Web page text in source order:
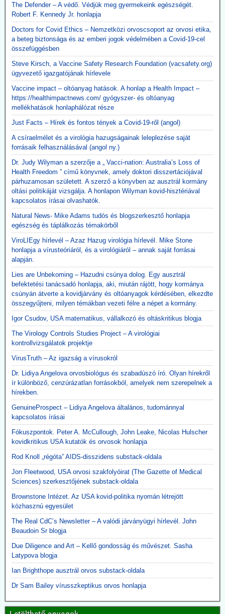
The Defender – A védő. Védjük meg gyermekeink egészségét.
Robert F. Kennedy Jr. honlapja
Doctors for Covid Ethics – Nemzetközi orvoscsoport az orvosi etika,
a beteg biztonsága és az emberi jogok védelmében a Covid-19-cel
összefüggésben
Steve Kirsch, a Vaccine Safety Research Foundation (vacsafety.org)
ügyvezető igazgatójának hírlevele
Vaccine impact – oltóanyag hatások. A honlap a Health Impact –
https://healthimpactnews.com/ gyógyszer- és oltóanyag
mellékhatások honlaphálózat része
Just Facts – Hírek és fontos tények a Covid-19-ről (angol)
A csíraelmélet és a virológia hazugságainak leleplezése saját
forrásaik felhasználásával (angol ny.)
Dr. Judy Wilyman a szerzője a „ Vacci-nation: Australia’s Loss of
Health Freedom ” című könyvnek, amely doktori disszertációjával
párhuzamosan született. A szerző a könyvben az ausztrál kormány
oltási politikáját vizsgálja. A honlapon Wilyman kovid-hisztériával
kapcsolatos írásai olvashatók.
Natural News- Mike Adams tudós és blogszerkesztő honlapja
egészség és táplálkozás témakörből
ViroLIEgy hírlevél – Azaz Hazug virológia hírlevél. Mike Stone
honlapja a vírusteóriáról, és a virológiáról – annak saját forrásai
alapján.
Lies are Unbekoming – Hazudni csúnya dolog. Egy ausztrál
befektetési tanácsadó honlapja, aki, miután rájött, hogy kormánya
csúnyán átverte a kovidjárvány és oltóanyagok kérdésében, elkezdte
összegyűjteni, milyen témákban vezeti félre a népet a kormány.
Igor Csudov, USA matematikus, vállalkozó és oltáskritikus blogja
The Virology Controls Studies Project – A virológiai
kontrollvizsgálatok projektje
VirusTruth – Az igazság a vírusokról
Dr. Lidiya Angelova orvosbiológus és szabadúszó író. Olyan hírekről
ír különböző, cenzúrázatlan forrásokból, amelyek nem szerepelnek a
hírekben.
GenuineProspect – Lidiya Angelova általános, tudománnyal
kapcsolatos írásai
Fókuszpontok. Peter A. McCullough, John Leake, Nicolas Hulscher
kovidkritikus USA kutatók és orvosok honlapja
Rod Knoll „régóta” AIDS-disszidens substack-oldala
Jon Fleetwood, USA orvosi szakfolyóirat (The Gazette of Medical
Sciences) szerkesztőjének substack-oldala
Brownstone Intézet. Az USA kovid-politika nyomán létrejött
közhasznú egyesület
The Real CdC’s Newsletter – A valódi járványügyi hírlevél. John
Beaudoin Sr blogja
Due Diligence and Art – Kellő gondosság és művészet. Sasha
Latypova blogja
Ian Brighthope ausztrál orvos substack-oldala
Dr Sam Bailey vírusszkeptikus orvos honlapja